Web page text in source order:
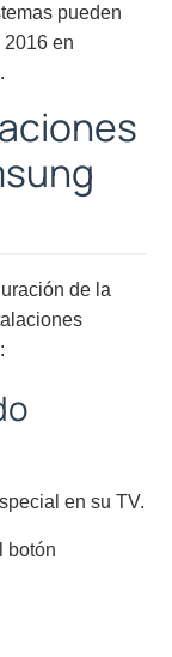
pueden
2016 en
de la
en su TV.
botón